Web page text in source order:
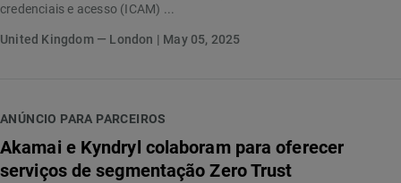
credenciais e acesso (ICAM) ...
United Kingdom — London | May 05, 2025
ANÚNCIO PARA PARCEIROS
Akamai e Kyndryl colaboram para oferecer
serviços de segmentação Zero Trust